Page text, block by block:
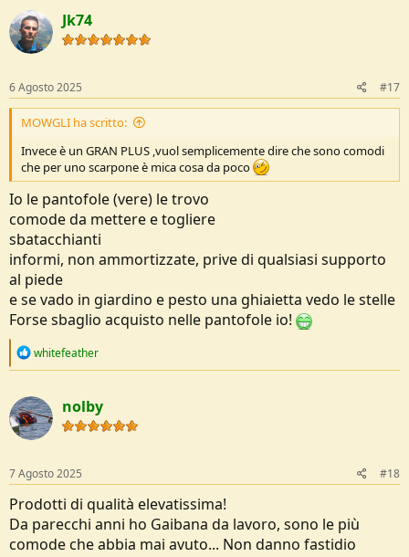
c
t
i
o
s
:
Jk74
6 Agosto 2025 #17
MOWGLI ha scritto:
Invece è un GRAN PLUS ,vuol semplicemente dire che sono comodi
che per uno scarpone è mica cosa da poco
Io le pantofole (vere) le trovo
comode da mettere e togliere
sbatacchianti
informi, non ammortizzate, prive di qualsiasi supporto
al piede
e se vado in giardino e pesto una ghiaietta vedo le stelle
Forse sbaglio acquisto nelle pantofole io!
R
c
t
i
o
s
:
whitefeather
nolby
7 Agosto 2025 #18
Prodotti di qualità elevatissima!
Da parecchi anni ho Gaibana da lavoro, sono le più
comode che abbia mai avuto... Non danno fastidio